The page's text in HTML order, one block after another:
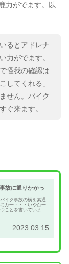
力がでます。以
るとアドレナ
力がでます。
怪我の確認は
してくれる」
せん。バイク
ぐ来ます。
故に通りかかっ
イク事故の横を素通
万一・・・いや百一
ことを書いていま
2023.03.15